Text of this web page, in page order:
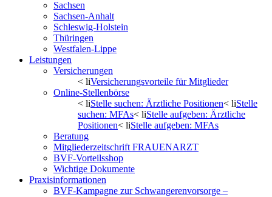
Sachsen
Sachsen-Anhalt
Schleswig-Holstein
Thüringen
Westfalen-Lippe
Leistungen
Versicherungen
< liVersicherungsvorteile für Mitglieder
Online-Stellenbörse
< liStelle suchen: Ärztliche Positionen< liStelle
suchen: MFAs< liStelle aufgeben: Ärztliche
Positionen< liStelle aufgeben: MFAs
Beratung
Mitgliederzeitschrift FRAUENARZT
BVF-Vorteilsshop
Wichtige Dokumente
Praxisinformationen
BVF-Kampagne zur Schwangerenvorsorge –